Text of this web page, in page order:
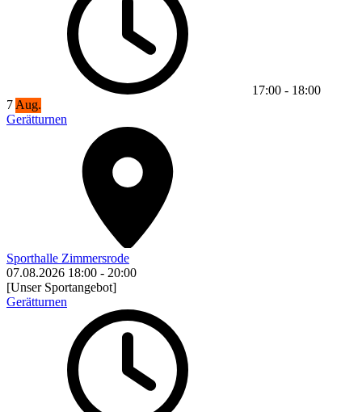
17:00 - 18:00
7Aug.
Gerätturnen
Sporthalle Zimmersrode
07.08.2026 18:00 - 20:00
[Unser Sportangebot]
Gerätturnen